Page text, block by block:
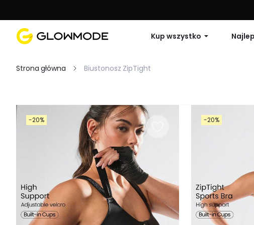
Pierwsze zamówienie: 10% zniżki na każde
Kup wszystko
Strona główna Biustonosz ZipTight
Filtruj Wyczyść wszystko
-20% -20%